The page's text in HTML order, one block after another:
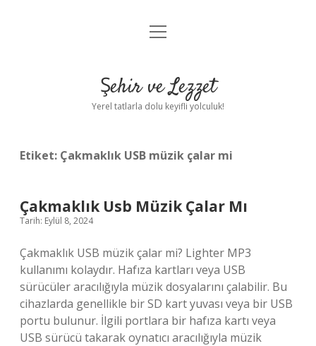
Anasayfa
Yasal Uyarı
menüyü
Şehir ve Lezzet
Yerel tatlarla dolu keyifli yolculuk!
Etiket: Çakmaklık USB müzik çalar mi
Çakmaklık Usb Müzik Çalar Mı
Tarih: Eylül 8, 2024
Çakmaklık USB müzik çalar mi? Lighter MP3
kullanımı kolaydır. Hafıza kartları veya USB
sürücüler aracılığıyla müzik dosyalarını çalabilir. Bu
cihazlarda genellikle bir SD kart yuvası veya bir USB
portu bulunur. İlgili portlara bir hafıza kartı veya
USB sürücü takarak oynatıcı aracılığıyla müzik